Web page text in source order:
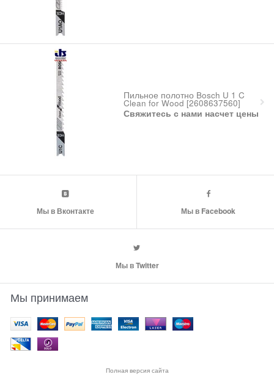
Пильное полотно Bosch U 1 C
Clean for Wood [2608637560]
Свяжитесь с нами насчет цены
Мы в Вконтакте Мы в Facebook
Мы в Twitter
Мы принимаем
Полная версия сайта